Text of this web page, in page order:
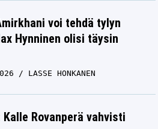
voi tehdä tylyn
Hynninen olisi täysin
LASSE HONKANEN
Rovanperä vahvisti